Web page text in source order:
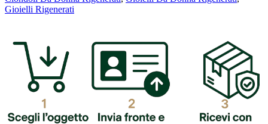
Gioielli Rigenerati